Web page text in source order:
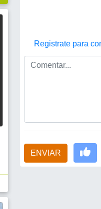
Registrate para
ENVIAR